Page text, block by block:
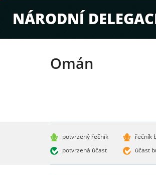
NÁRODNÍ
Omán
potvrzený řečník
potvrzená účast
řečník
účast